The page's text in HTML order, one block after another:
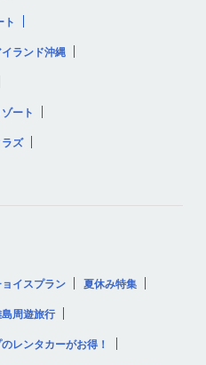
ト
ランド沖縄
ート
ズ
イスプラン 夏休み特集
周遊旅行
レンタカーがお得！